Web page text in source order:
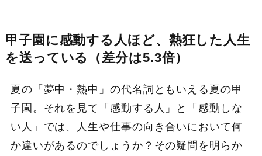
甲子園に感動する人ほど、熱狂した人生
を送っている（差分は5.3倍）
夏の「夢中・熱中」の代名詞ともいえる夏の甲
子園。それを見て「感動する人」と「感動しな
い人」では、人生や仕事の向き合いにおいて何
か違いがあるのでしょうか？その疑問を明らか